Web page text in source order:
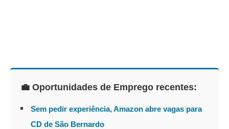
💼 Oportunidades de Emprego recentes:
Sem pedir experiência, Amazon abre vagas para
CD de São Bernardo